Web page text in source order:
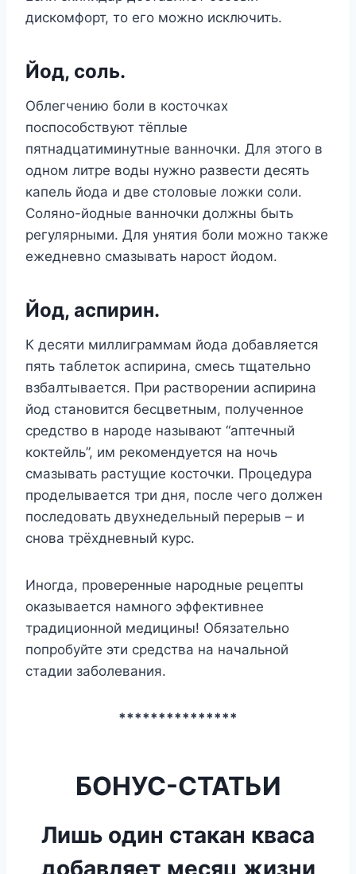
дискомфорт, то его можно исключить.
Йод, соль.
Облегчению боли в косточках
поспособствуют тёплые
пятнадцатиминутные ванночки. Для этого в
одном литре воды нужно развести десять
капель йода и две столовые ложки соли.
Соляно-йодные ванночки должны быть
регулярными. Для унятия боли можно также
ежедневно смазывать нарост йодом.
Йод, аспирин.
К десяти миллиграммам йода добавляется
пять таблеток аспирина, смесь тщательно
взбалтывается. При растворении аспирина
йод становится бесцветным, полученное
средство в народе называют “аптечный
коктейль”, им рекомендуется на ночь
смазывать растущие косточки. Процедура
проделывается три дня, после чего должен
последовать двухнедельный перерыв – и
снова трёхдневный курс.
Иногда, проверенные народные рецепты
оказывается намного эффективнее
традиционной медицины! Обязательно
попробуйте эти средства на начальной
стадии заболевания.
***************
БОНУС-СТАТЬИ
Лишь один стакан кваса
добавляет месяц жизни